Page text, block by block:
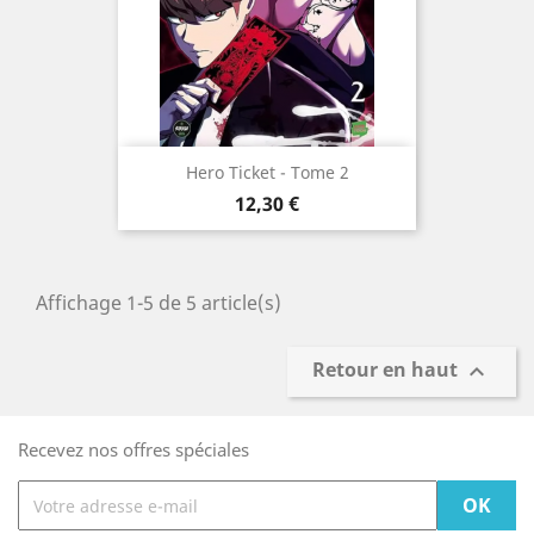
Hero Ticket - Tome 2
Prix
12,30 €
Affichage 1-5 de 5 article(s)
Retour en haut 
Recevez nos offres spéciales